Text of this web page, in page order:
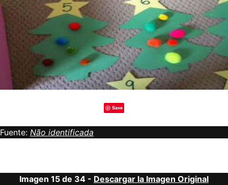
Save
Fuente: Não identificada
Imagen 15 de 34 - Descargar la Imagen Original